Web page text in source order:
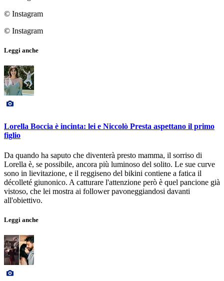
© Instagram
© Instagram
Leggi anche
Lorella Boccia è incinta: lei e Niccolò Presta aspettano il primo
figlio
Da quando ha saputo che diventerà presto mamma, il sorriso di
Lorella è, se possibile, ancora più luminoso del solito. Le sue curve
sono in lievitazione, e il reggiseno del bikini contiene a fatica il
décolleté giunonico. A catturare l'attenzione però è quel pancione già
vistoso, che lei mostra ai follower pavoneggiandosi davanti
all'obiettivo.
Leggi anche